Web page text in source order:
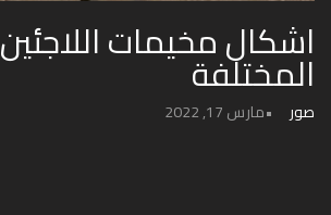
اشكال مخيمات اللاجئين
المختلفة
صور مارس 17, 2022